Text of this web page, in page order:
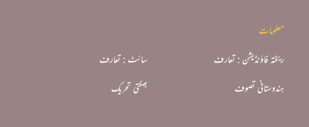
معلومات
سائٹ : تعارف ریختہ فاؤنڈیشن : تعارف
بھکتی تحریک ہندوستانی تصوف